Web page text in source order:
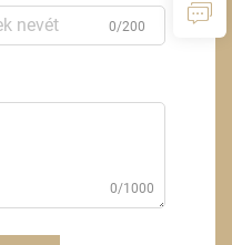
0/200
0/1000